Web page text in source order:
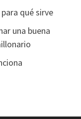
qué sirve
una buena